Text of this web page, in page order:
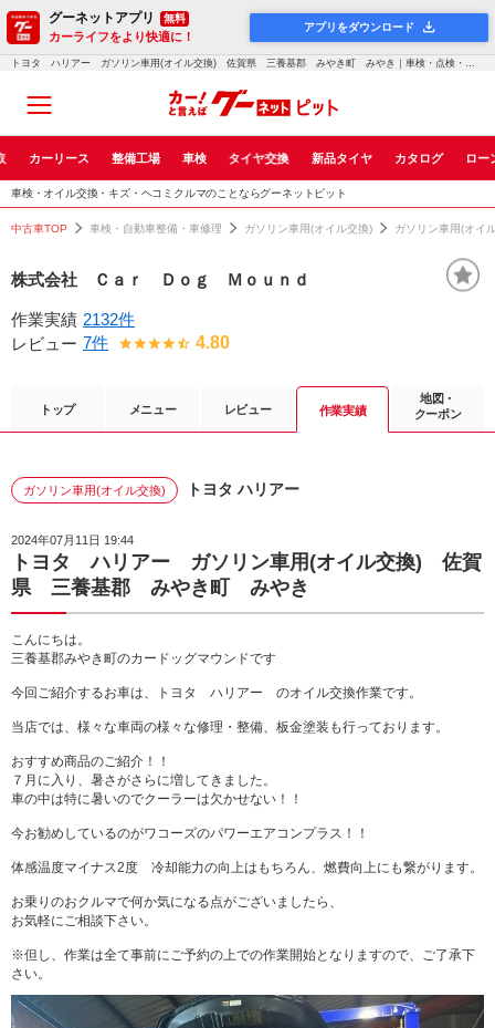
グーネットアプリ 無料
カーライフをより快適に！
アプリをダウンロード
トヨタ ハリアー ガソリン車用(オイル交換) 佐賀県 三養基郡 みやき町 みやき｜車検・点検・修理のグーネットピット
カーリース 整備工場 車検 タイヤ交換 新品タイヤ カタログ ロー
車検・オイル交換・キズ・ヘコミクルマのことならグーネットピット
中古車TOP 車検・自動車整備・車修理 ガソリン車用(オイル交換) ガソリン車用(オイ
株式会社 Ｃａｒ Ｄｏｇ Ｍｏｕｎｄ
作業実績 2132件
レビュー 7件 4.80
トップ メニュー レビュー 作業実績
地図・
クーポン
ガソリン車用(オイル交換) トヨタ ハリアー
2024年07月11日 19:44
トヨタ ハリアー ガソリン車用(オイル交換) 佐賀
県 三養基郡 みやき町 みやき
こんにちは。
三養基郡みやき町のカードッグマウンドです
今回ご紹介するお車は、トヨタ ハリアー のオイル交換作業です。
当店では、様々な車両の様々な修理・整備、板金塗装も行っております。
おすすめ商品のご紹介！！
７月に入り、暑さがさらに増してきました。
車の中は特に暑いのでクーラーは欠かせない！！
今お勧めしているのがワコーズのパワーエアコンプラス！！
体感温度マイナス2度 冷却能力の向上はもちろん、燃費向上にも繋がります。
お乗りのおクルマで何か気になる点がございましたら、
お気軽にご相談下さい。
※但し、作業は全て事前にご予約の上での作業開始となりますので、ご了承下
さい。